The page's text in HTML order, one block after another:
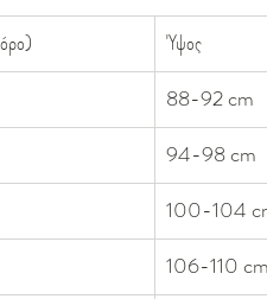
Ύψος
88-92 cm
94-98 cm
100-104
106-110 cm